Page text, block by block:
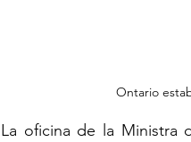
Ontario
La oficina de la Ministra